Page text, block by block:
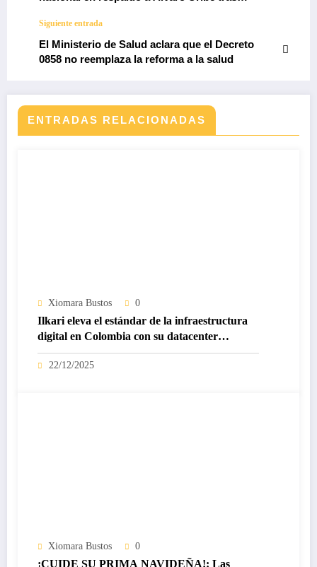
Siguiente entrada
El Ministerio de Salud aclara que el Decreto
0858 no reemplaza la reforma a la salud
ENTRADAS RELACIONADAS
Xiomara Bustos 0
Ilkari eleva el estándar de la infraestructura
digital en Colombia con su datacenter
certificado Nivel IV de ICREA
22/12/2025
Xiomara Bustos 0
¡CUIDE SU PRIMA NAVIDEÑA!: Las